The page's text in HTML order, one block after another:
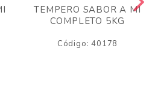
TEMPERO SABOR A MI
COMPLETO 5KG
Código: 40178